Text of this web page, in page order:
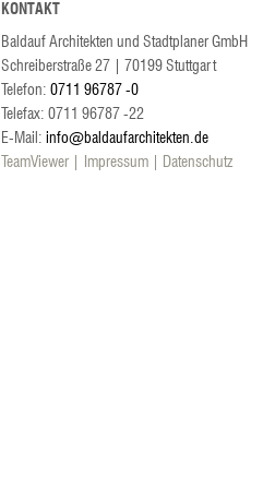
KONTAKT
Baldauf Architekten und Stadtplaner GmbH
Schreiberstraße 27 | 70199Stuttgart
Telefon: 0711 96787 -0
Telefax: 0711 96787 -22
E-Mail: info@baldaufarchitekten.de
TeamViewer
Impressum Datenschutz